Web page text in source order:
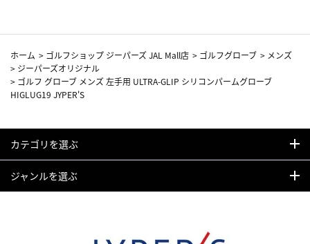
ホーム > ゴルフショップ ジーパーズ JAL Mall店 > ゴルフグローブ > メンズ
> ジーパーズオリジナル
> ゴルフ グローブ メンズ 左手用 ULTRA-GLIP シリコンパームグローブ
HIGLUG19 JYPER'S
カテゴリを選ぶ
ジャンルを選ぶ